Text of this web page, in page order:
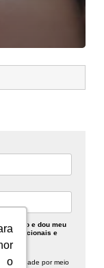
o
o
abaixo e dou meu
institucionais e
privacidade por meio